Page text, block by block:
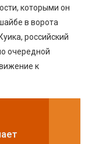
которыми он
в ворота
российский
очередной
к